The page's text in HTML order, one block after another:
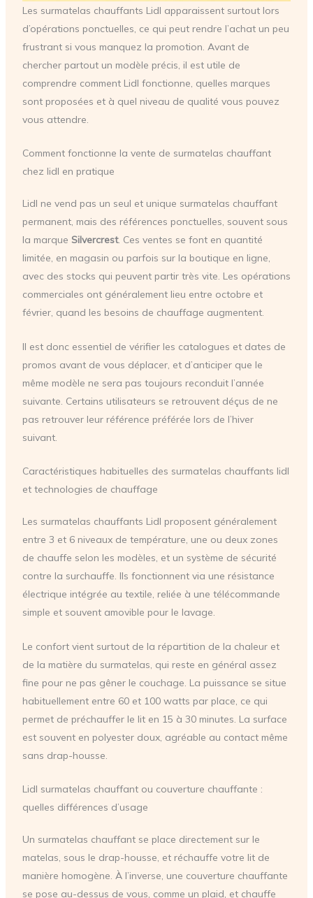
Les surmatelas chauffants Lidl apparaissent surtout lors
d’opérations ponctuelles, ce qui peut rendre l’achat un peu
frustrant si vous manquez la promotion. Avant de
chercher partout un modèle précis, il est utile de
comprendre comment Lidl fonctionne, quelles marques
sont proposées et à quel niveau de qualité vous pouvez
vous attendre.
Comment fonctionne la vente de surmatelas chauffant
chez lidl en pratique
Lidl ne vend pas un seul et unique surmatelas chauffant
permanent, mais des références ponctuelles, souvent sous
la marque Silvercrest. Ces ventes se font en quantité
limitée, en magasin ou parfois sur la boutique en ligne,
avec des stocks qui peuvent partir très vite. Les opérations
commerciales ont généralement lieu entre octobre et
février, quand les besoins de chauffage augmentent.
Il est donc essentiel de vérifier les catalogues et dates de
promos avant de vous déplacer, et d’anticiper que le
même modèle ne sera pas toujours reconduit l’année
suivante. Certains utilisateurs se retrouvent déçus de ne
pas retrouver leur référence préférée lors de l’hiver
suivant.
Caractéristiques habituelles des surmatelas chauffants lidl
et technologies de chauffage
Les surmatelas chauffants Lidl proposent généralement
entre 3 et 6 niveaux de température, une ou deux zones
de chauffe selon les modèles, et un système de sécurité
contre la surchauffe. Ils fonctionnent via une résistance
électrique intégrée au textile, reliée à une télécommande
simple et souvent amovible pour le lavage.
Le confort vient surtout de la répartition de la chaleur et
de la matière du surmatelas, qui reste en général assez
fine pour ne pas gêner le couchage. La puissance se situe
habituellement entre 60 et 100 watts par place, ce qui
permet de préchauffer le lit en 15 à 30 minutes. La surface
est souvent en polyester doux, agréable au contact même
sans drap-housse.
Lidl surmatelas chauffant ou couverture chauffante :
quelles différences d’usage
Un surmatelas chauffant se place directement sur le
matelas, sous le drap-housse, et réchauffe votre lit de
manière homogène. À l’inverse, une couverture chauffante
se pose au-dessus de vous, comme un plaid, et chauffe